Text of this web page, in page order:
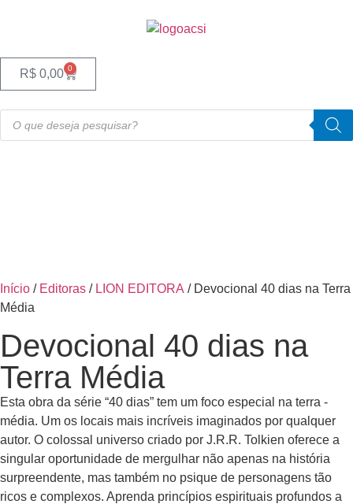
R$ 0,00 0
Início / Editoras / LION EDITORA / Devocional 40 dias na Terra
Média
Devocional 40 dias na
Terra Média
Esta obra da série “40 dias” tem um foco especial na terra -
média. Um os locais mais incríveis imaginados por qualquer
autor. O colossal universo criado por J.R.R. Tolkien oferece a
singular oportunidade de mergulhar não apenas na história
surpreendente, mas também no psique de personagens tão
ricos e complexos. Aprenda princípios espirituais profundos a